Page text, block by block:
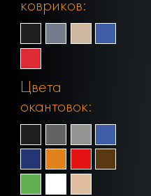
ковриков:
Цвета
окантовок: